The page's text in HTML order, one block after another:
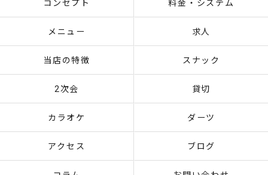
コンセプト 料金・システム
メニュー 求人
当店の特徴 スナック
2次会 貸切
カラオケ ダーツ
アクセス ブログ